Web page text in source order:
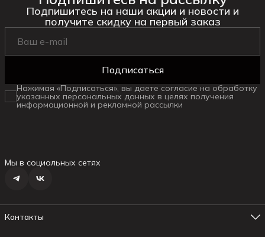
Подпишитесь на наши акции и новости и
получите скидку на первый заказ
Подписаться
Нажимая «Подписаться», вы даете согласие на обработку
указанных персональных данных в целях получения
информационной и рекламной рассылки
Мы в социальных сетях
Контакты